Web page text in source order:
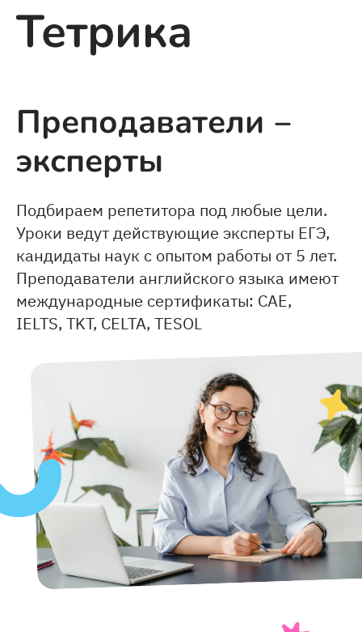
Тетрика
Преподаватели ‒
эксперты
Подбираем репетитора под любые цели.
Уроки ведут действующие эксперты ЕГЭ,
кандидаты наук с опытом работы от 5 лет.
Преподаватели английского языка имеют
международные сертификаты: CAE,
IELTS, TKT, CELTA, TESOL